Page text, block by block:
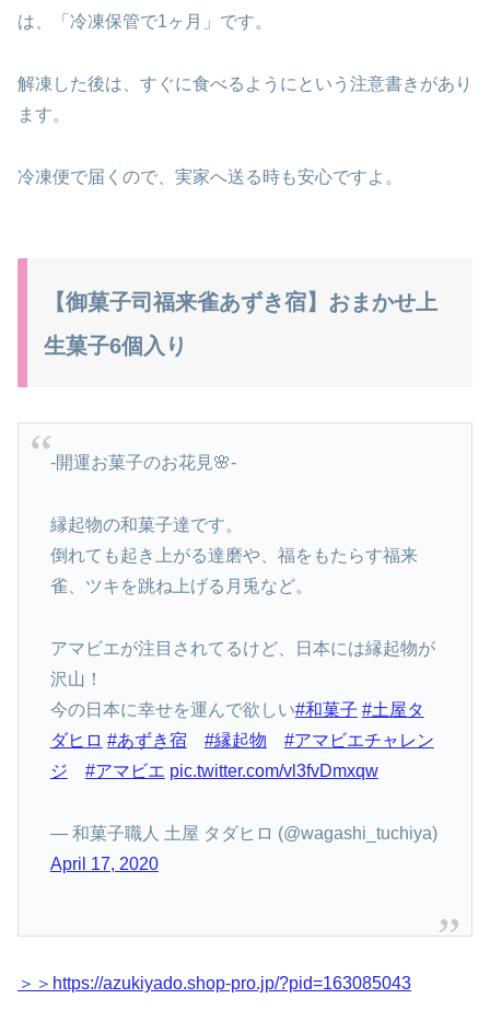
は、「冷凍保管で1ヶ月」です。
解凍した後は、すぐに食べるようにという注意書きがあり
ます。
冷凍便で届くので、実家へ送る時も安心ですよ。
【御菓子司福来雀あずき宿】おまかせ上
生菓子6個入り
-開運お菓子のお花見🌸-
縁起物の和菓子達です。
倒れても起き上がる達磨や、福をもたらす福来
雀、ツキを跳ね上げる月兎など。
アマビエが注目されてるけど、日本には縁起物が
沢山！
今の日本に幸せを運んで欲しい#和菓子 #土屋タ
ダヒロ #あずき宿 #縁起物
#アマビエチャレン
ジ
#アマビエ pic.twitter.com/vl3fvDmxqw
— 和菓子職人 土屋 タダヒロ (@wagashi_tuchiya)
April 17, 2020
＞＞https://azukiyado.shop-pro.jp/?pid=163085043